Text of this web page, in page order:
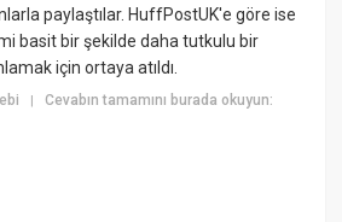
paylaştılar. HuffPostUK'e göre ise
basit bir şekilde daha tutkulu bir
için ortaya atıldı.
|Cevabın tamamını burada okuyun: